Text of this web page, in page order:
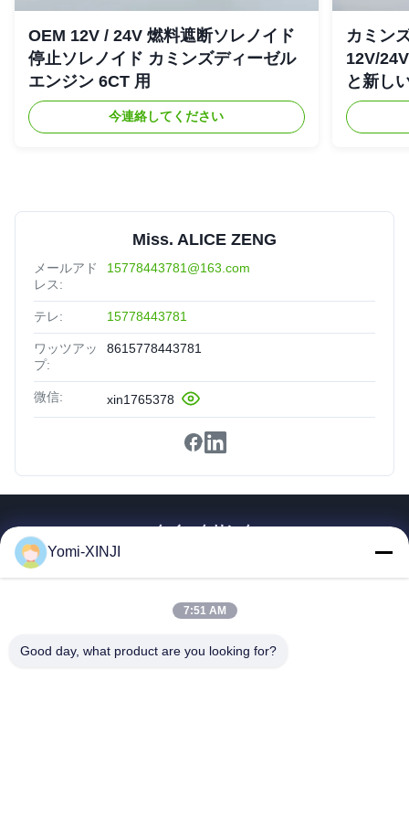
OEM 12V / 24V 燃料遮断ソレノイド
停止ソレノイド カミンズディーゼル
エンジン 6CT 用
今連絡してください
カミン
12V/
と新し
Miss. ALICE ZENG
メールアド
レス:
15778443781@163.com
テレ: 15778443781
ワッツアッ
プ:
8615778443781
微信: xin1765378
クイックリンク
私たちについて
Yomi-XINJI
7:51 AM
Good day, what product are you looking for?